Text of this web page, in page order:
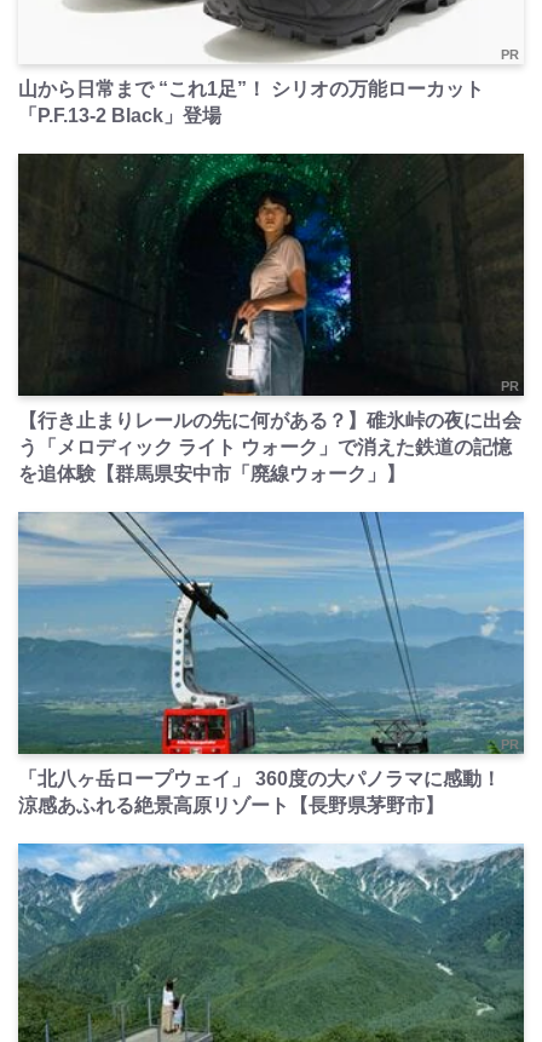
PR
山から日常まで “これ1足”！ シリオの万能ローカット
「P.F.13-2 Black」登場
PR
【行き止まりレールの先に何がある？】碓氷峠の夜に出会
う「メロディック ライト ウォーク」で消えた鉄道の記憶
を追体験【群馬県安中市「廃線ウォーク」】
PR
「北八ヶ岳ロープウェイ」 360度の大パノラマに感動！
涼感あふれる絶景高原リゾート【長野県茅野市】